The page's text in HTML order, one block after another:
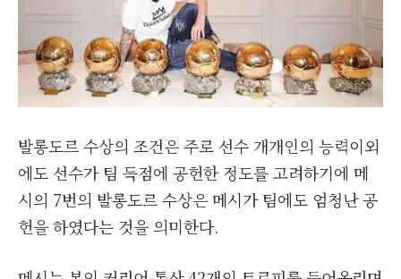
발롱도르 수상의 조건은 주로 선수 개개인의 능력이외
에도 선수가 팀 득점에 공헌한 정도를 고려하기에 메
시의 7번의 발롱도르 수상은 메시가 팀에도 엄청난 공
헌을 하였다는 것을 의미한다.